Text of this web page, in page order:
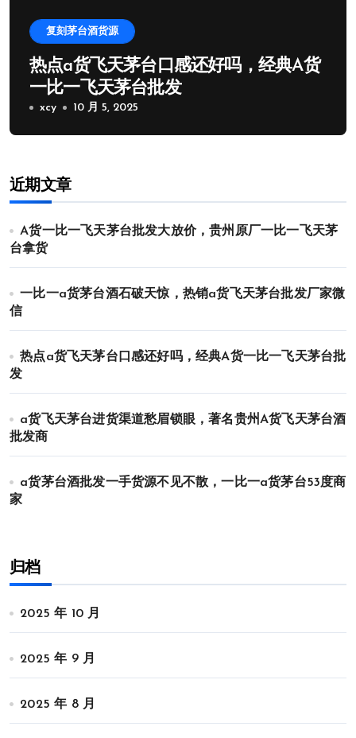
复刻茅台酒货源
热点a货飞天茅台口感还好吗，经典A货
一比一飞天茅台批发
xcy 10 月 5, 2025
近期文章
A货一比一飞天茅台批发大放价，贵州原厂一比一飞天茅
台拿货
一比一a货茅台酒石破天惊，热销a货飞天茅台批发厂家微
信
热点a货飞天茅台口感还好吗，经典A货一比一飞天茅台批
发
a货飞天茅台进货渠道愁眉锁眼，著名贵州A货飞天茅台酒
批发商
a货茅台酒批发一手货源不见不散，一比一a货茅台53度商
家
归档
2025 年 10 月
2025 年 9 月
2025 年 8 月